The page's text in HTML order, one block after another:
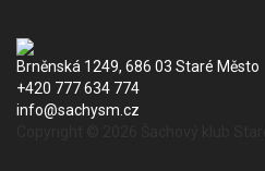
Brněnská 1249, 686 03 Staré Město
+420 777 634 774
info@sachysm.cz